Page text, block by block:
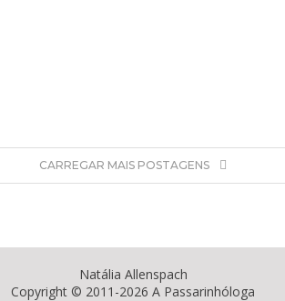
CARREGAR MAIS POSTAGENS
Natália Allenspach
Copyright © 2011-2026 A Passarinhóloga